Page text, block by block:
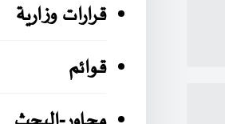
قرارات وزارية
قوائم